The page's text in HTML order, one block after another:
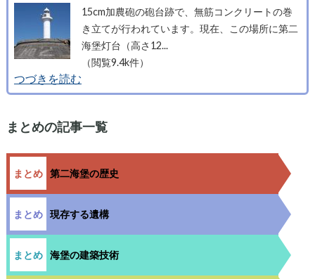
15cm加農砲の砲台跡で、無筋コンクリートの巻
き立てが行われています。現在、この場所に第二
海堡灯台（高さ12...
（閲覧9.4k件）
つづきを読む
まとめの記事一覧
第二海堡の歴史
現存する遺構
海堡の建築技術